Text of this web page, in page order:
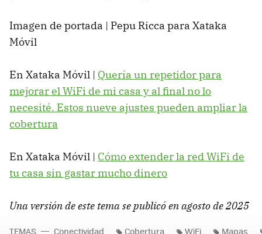
Imagen de portada | Pepu Ricca para Xataka
Móvil
En Xataka Móvil | Quería un repetidor para
mejorar el WiFi de mi casa y al final no lo
necesité. Estos nueve ajustes pueden ampliar la
cobertura
En Xataka Móvil | Cómo extender la red WiFi de
tu casa sin gastar mucho dinero
Una versión de este tema se publicó en agosto de 2025
TEMAS Conectividad Cobertura WiFi Mapas